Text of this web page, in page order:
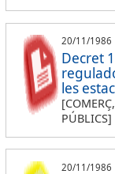
20/11/1986
Decret
les
PÚBLICS]
20/11/1986